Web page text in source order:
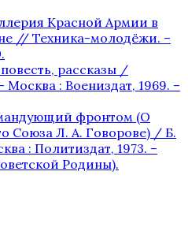
Красной Армии в
// Техника-молодёжи. –
рассказы /
Москва : Воениздат, 1969. –
фронтом (О
Союза Л. А. Говорове) / Б.
: Политиздат, 1973. –
Родины).